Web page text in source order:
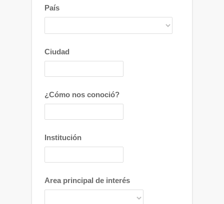
País
Ciudad
¿Cómo nos conoció?
Institución
Area principal de interés